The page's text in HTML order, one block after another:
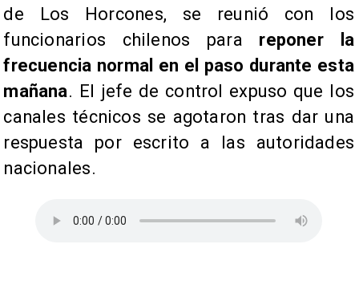
de Los Horcones, se reunió con los
funcionarios chilenos para reponer la
frecuencia normal en el paso durante esta
mañana. El jefe de control expuso que los
canales técnicos se agotaron tras dar una
respuesta por escrito a las autoridades
nacionales.